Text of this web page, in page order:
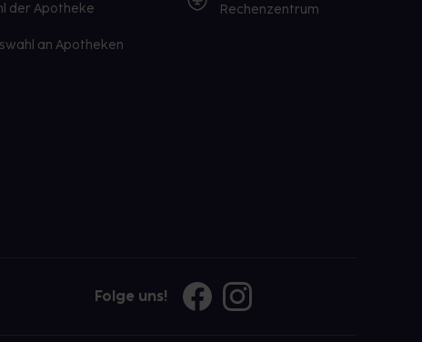
der Apotheke
an Apotheken
Rechenzentrum
Folge uns!